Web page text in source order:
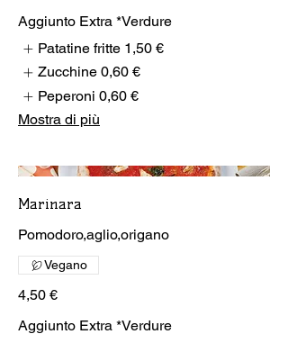
Aggiunto Extra *Verdure
Patatine fritte 1,50 €
Zucchine 0,60 €
Peperoni 0,60 €
Mostra di più
Marinara
Pomodoro,aglio,origano
4,50 €
Vegano
Aggiunto Extra *Verdure